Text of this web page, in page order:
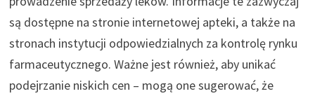
są dostępne na stronie internetowej apteki, a także na
stronach instytucji odpowiedzialnych za kontrolę rynku
farmaceutycznego. Ważne jest również, aby unikać
podejrzanie niskich cen – mogą one sugerować, że